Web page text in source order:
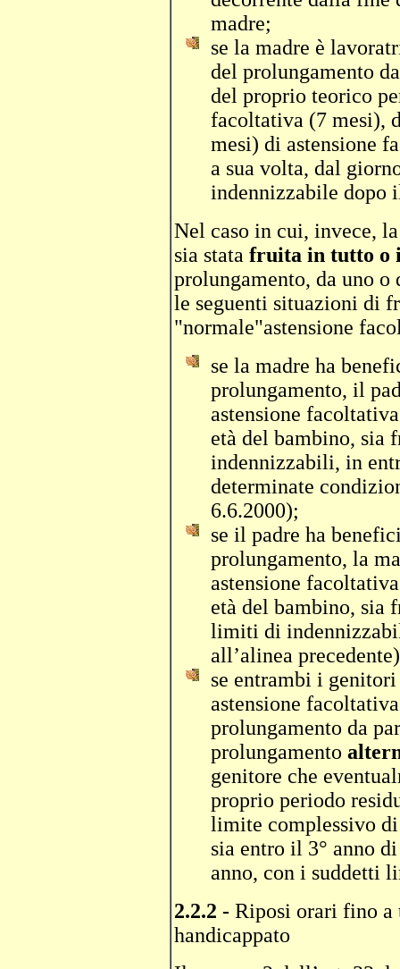
madre;
se la madre è
del prolungamento
del proprio teorico
facoltativa (7 mesi),
mesi) di astensione
a sua volta, dal
indennizzabile dopo
Nel caso in cui, invece,
sia stata fruita in tutto o
prolungamento, da uno
le seguenti situazioni di
"normale"astensione
se la madre ha
prolungamento, il
astensione
età del bambino, sia
indennizzabili, in
determinate
6.6.2000);
se il padre ha
prolungamento, la
astensione
età del bambino, sia
limiti di
all’alinea
se entrambi i
astensione
prolungamento da
prolungamento
genitore che
proprio periodo
limite complessivo
sia entro il 3° anno
anno, con i suddetti
2.2.2 - Riposi orari fino a
handicappato